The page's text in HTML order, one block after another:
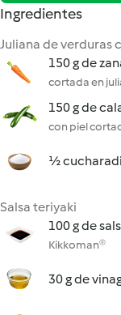
Ingredientes
Juliana de verduras
150 g de
cortada en
150 g de
con piel
½
Salsa teriyaki
100 g de
Kikkoman®
30 g de